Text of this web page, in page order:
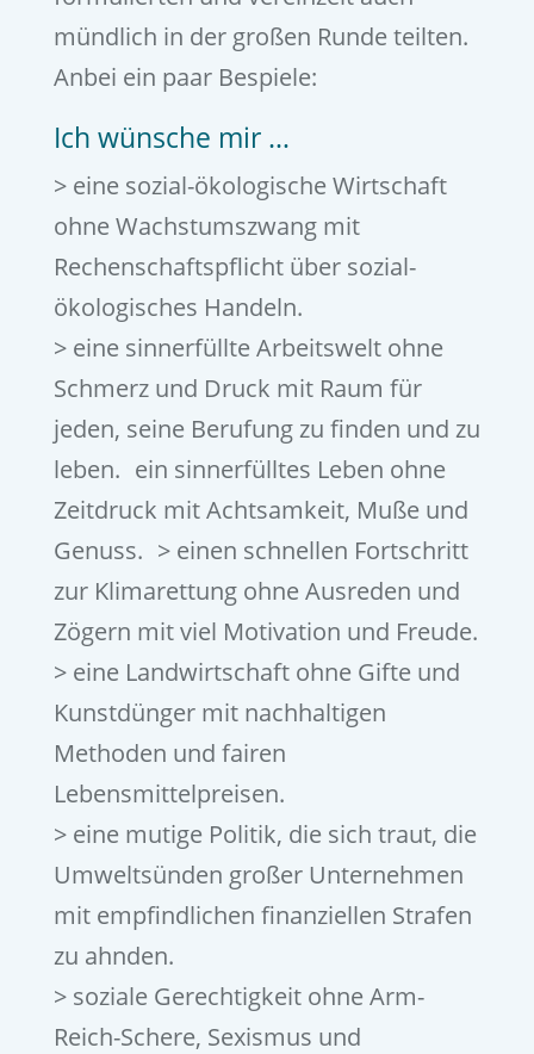
mündlich in der großen Runde teilten.
Anbei ein paar Bespiele:
Ich wünsche mir …
> eine sozial-ökologische Wirtschaft
ohne Wachstumszwang mit
Rechenschaftspflicht über sozial-
ökologisches Handeln.
> eine sinnerfüllte Arbeitswelt ohne
Schmerz und Druck mit Raum für
jeden, seine Berufung zu finden und zu
leben. ein sinnerfülltes Leben ohne
Zeitdruck mit Achtsamkeit, Muße und
Genuss. > einen schnellen Fortschritt
zur Klimarettung ohne Ausreden und
Zögern mit viel Motivation und Freude.
> eine Landwirtschaft ohne Gifte und
Kunstdünger mit nachhaltigen
Methoden und fairen
Lebensmittelpreisen.
> eine mutige Politik, die sich traut, die
Umweltsünden großer Unternehmen
mit empfindlichen finanziellen Strafen
zu ahnden.
> soziale Gerechtigkeit ohne Arm-
Reich-Schere, Sexismus und